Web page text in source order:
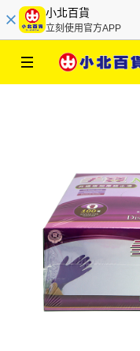
小北百貨
立刻使用官方APP